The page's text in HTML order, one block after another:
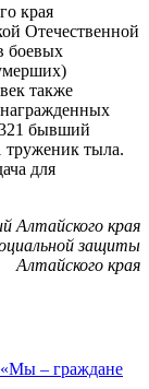
края
Отечественной
боевых
также
бывший
труженик тыла.
для
Алтайского края
защиты
Алтайского края
«Мы – граждане